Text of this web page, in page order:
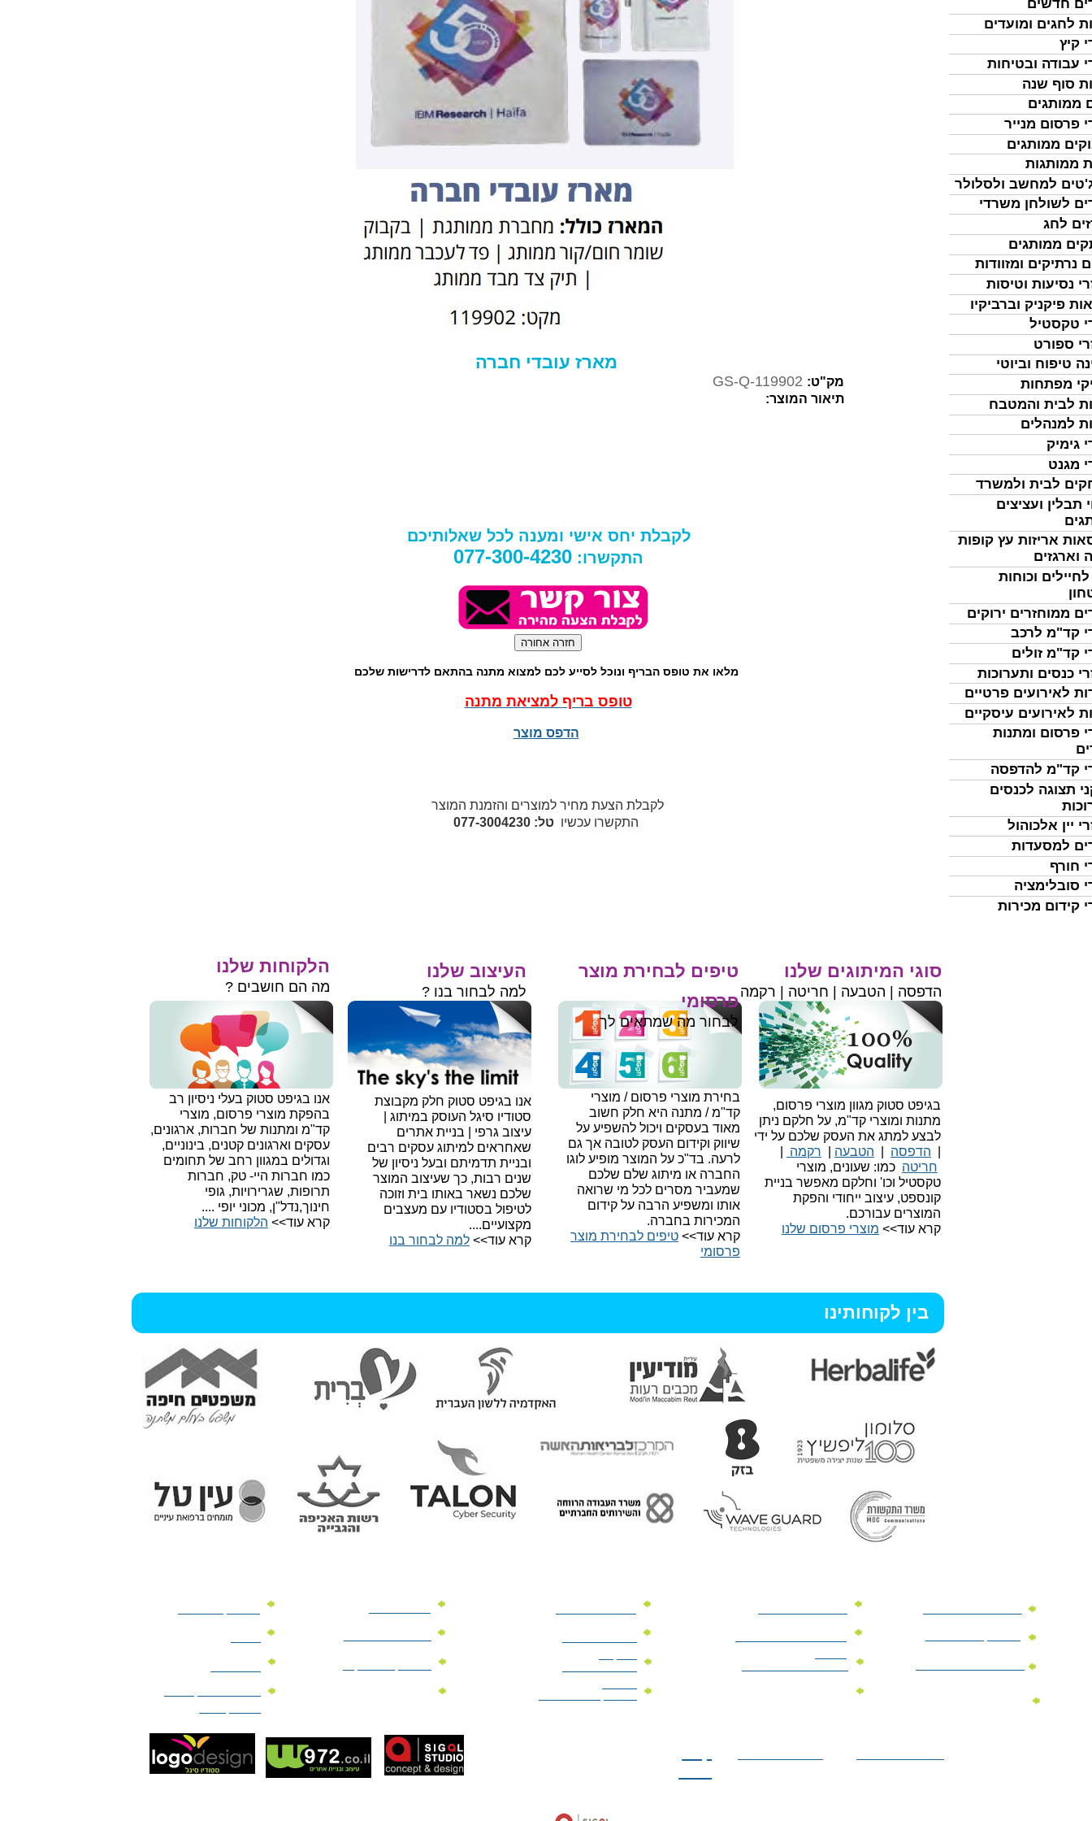
חדשים
לחגים ומועדים
קיץ
עבודה ובטיחות
סוף שנה
ממותגים
פרסום מנייר
ממותגים
ממותגות
למחשב ולסלולר
לשולחן משרדי
לחג
ממותגים
נרתיקים ומזוודות
נסיעות וטיסות
פיקניק וברביקיו
טקסטיל
ספורט
טיפוח וביוטי
מפתחות
לבית והמטבח
למנהלים
גימיק
מגנט
לבית ולמשרד
תבלין ועציצים
אריזות עץ קופות
וארגזים
לחיילים וכוחות
ממוחזרים ירוקים
קד"מ לרכב
קד"מ זולים
כנסים ותערוכות
לאירועים פרטיים
לאירועים עיסקיים
פרסום ומתנות
קד"מ להדפסה
תצוגה לכנסים
יין אלכוהול
למסעדות
חורף
סובלימציה
קידום מכירות
מארז עובדי חברה
מק"ט: GS-Q-119902
תיאור המוצר:
לקבלת יחס אישי ומענה לכל שאלותיכם
התקשרו: 077-300-4230
מלאו את טופס הבריף ונוכל לסייע לכם למצוא מתנה בהתאם לדרישות שלכם
טופס בריף למציאת מתנה
הדפס מוצר
לקבלת הצעת מחיר למוצרים והזמנת המוצר
התקשרו עכשיו טל: 077-3004230
אנו בגיפט סטוק חלק מקבוצת
סטודיו סיגל העוסק במיתוג |
עיצוב גרפי | בניית אתרים
שאחראים למיתוג עסקים רבים
ובניית תדמיתם ובעל ניסיון של
שנים רבות, כך שעיצוב המוצר
שלכם נשאר באותו בית וזוכה
לטיפול בסטודיו עם מעצבים
מקצועיים....
קרא עוד>> למה לבחור בנו​
בגיפט סטוק מגוון מוצרי פרסום,
מתנות ומוצרי קד"מ, על חלקם ניתן
לבצע למתג את העסק שלכם על ידי
הדפסה הטבעה רקמה
חריטה כמו: שעונים, מוצרי
טקסטיל וכו' וחלקם מאפשר בניית
קונספט, עיצוב ייחודי והפקת
המוצרים עבורכם.
קרא עוד>> מוצרי פרסום שלנו
אנו בגיפט סטוק בעלי ניסיון רב
בהפקת מוצרי פרסום, מוצרי
קד"מ ומתנות של חברות, ארגונים,
עסקים וארגונים קטנים, בינוניים,
וגדולים במגוון רחב של תחומים
כמו חברות היי- טק, חברות
תרופות, שגרירויות, גופי
חינוך,נדל"ן, מכוני יופי ....
קרא עוד>> הלקוחות שלנו
בחירת מוצרי פרסום / מוצרי
קד"מ / מתנה היא חלק חשוב
מאוד בעסקים ויכול להשפיע על
שיווק וקידום העסק לטובה אך גם
לרעה. בד"כ על המוצר מופיע לוגו
החברה או מיתוג שלם שלכם
שמעביר מסרים לכל מי שרואה
אותו ומשפיע הרבה על קידום
המכירות בחברה.
קרא עוד>> טיפים לבחירת מוצר
פרסומי
טיפים לבחירת מוצר
פרסומי
לבחור מה שמתאים לך
העיצוב שלנו
למה לבחור בנו ?
סוגי המיתוגים שלנו
הדפסה | הטבעה | חריטה | רקמה
הלקוחות שלנו
מה הם חושבים ?
בין לקוחותינו